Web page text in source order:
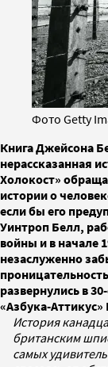
Фото Getty
Книга Джейсона
нерассказанная
Холокост»
истории о
если бы его
Уинтроп Белл,
войны и в начале
незаслуженно
развернулись в
«Азбука-
История
британским
самых